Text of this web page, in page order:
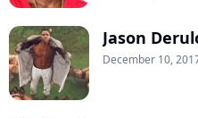
Jason
December 10,